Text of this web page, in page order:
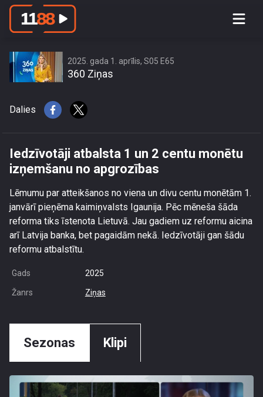
Iedzīvotāji atbalsta 1 un 2 centu
2025. gada 1. aprīlis, S05 E65
360 Ziņas
Dalies
Iedzīvotāji atbalsta 1 un 2 centu monētu
izņemšanu no apgrozības
Lēmumu par atteikšanos no viena un divu centu monētām 1.
janvārī pieņēma kaimiņvalsts Igaunija. Pēc mēneša šāda
reforma tiks īstenota Lietuvā. Jau gadiem uz reformu aicina
arī Latvija banka, bet pagaidām nekā. Iedzīvotāji gan šādu
reformu atbalstītu.
Gads 2025
Žanrs Ziņas
Sezonas Klipi